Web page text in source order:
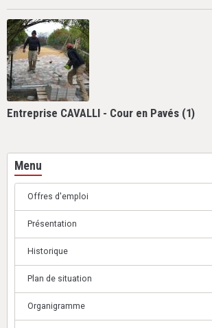
Entreprise CAVALLI - Cour en Pavés (1)
Menu
Offres d'emploi
Présentation
Historique
Plan de situation
Organigramme